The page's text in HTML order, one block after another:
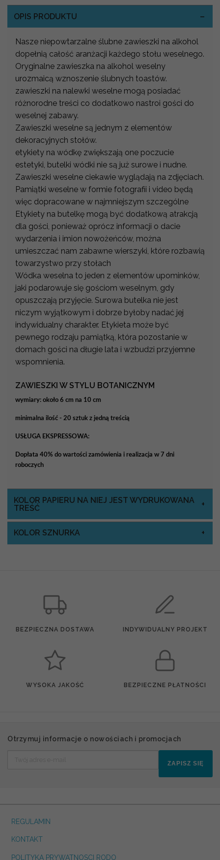
OPIS PRODUKTU
Nasze niepowtarzalne ślubne zawieszki na alkohol
dopełnią całość aranżacji każdego stołu weselnego.
Oryginalne zawieszka na alkohol weselny
urozmaicą wznoszenie ślubnych toastów.
zawieszki na nalewki weselne mogą posiadać
różnorodne treści co dodatkowo nastroi gości do
weselnej zabawy.
Zawieszki weselne są jednym z elementów
dekoracyjnych stołów.
etykiety na wódkę zwiększają one poczucie
estetyki, butelki wódki nie są już surowe i nudne.
Zawieszki weselne ciekawie wyglądają na zdjęciach.
Pamiątki weselne w formie fotografii i video będą
więc dopracowane w najmniejszym szczególne
Etykiety na butelkę mogą być dodatkową atrakcją
dla gości, ponieważ oprócz informacji o dacie
wydarzenia i imion nowożeńców, można
umieszczać nam zabawne wierszyki, które rozbawią
towarzystwo przy stołach
Wódka weselna to jeden z elementów upominków,
jaki podarowuje się gościom weselnym, gdy
opuszczają przyjęcie. Surowa butelka nie jest
niczym wyjątkowym i dobrze byłoby nadać jej
indywidualny charakter. Etykieta może być
pewnego rodzaju pamiątką, która pozostanie w
domach gości na długie lata i wzbudzi przyjemne
wspomnienia.
ZAWIESZKI W STYLU BOTANICZNYM
wymiary: około 6 cm na 10 cm
minimalna ilość - 20 sztuk z jedną treścią
USŁUGA EKSPRESSOWA:
Dopłata 40% do wartości zamówienia i realizacja w 7 dni
roboczych
KOLOR PAPIERU NA NIEJ JEST WYDRUKOWANA
TREŚĆ
KOLOR SZNURKA
BEZPIECZNA DOSTAWA INDYWIDUALNY PROJEKT
WYSOKA JAKOŚĆ BEZPIECZNE PŁATNOŚCI
Otrzymuj informacje o nowościach i promocjach
ZAPISZ SIĘ
REGULAMIN
KONTAKT
POLITYKA PRYWATNOSCI RODO